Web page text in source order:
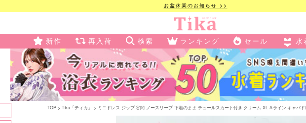
お盆休業のお知らせ >>
新作 再入荷 検索 ランキング セール 水
TOP Tika「ティカ」 ミニドレス ジップ 谷間 ノースリーブ 下着のまま チュールスカート付き クリーム XL Aライン キャバ